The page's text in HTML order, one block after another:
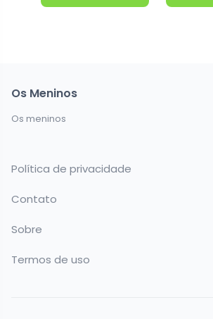
Os Meninos
Os meninos
Política de privacidade
Contato
Sobre
Termos de uso